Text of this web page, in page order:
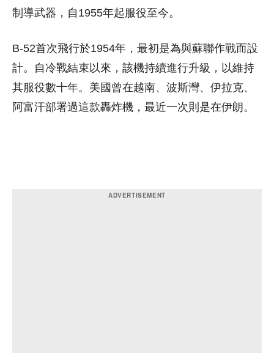
制導武器，自1955年起服役至今。
B-52首次飛行於1954年，最初是為與蘇聯作戰而設
計。自冷戰結束以來，該機持續進行升級，以維持
其服役數十年。美國曾在越南、波斯灣、伊拉克、
阿富汗部署過這款轟炸機，最近一次則是在伊朗。